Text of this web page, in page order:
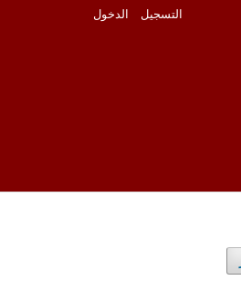
التسجيل الدخول